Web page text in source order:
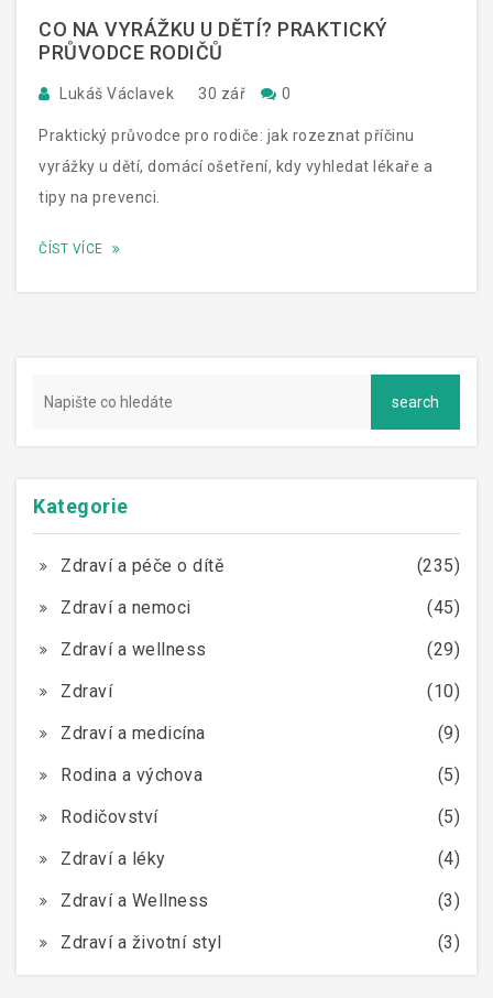
CO NA VYRÁŽKU U DĚTÍ? PRAKTICKÝ
PRŮVODCE RODIČŮ
Lukáš Václavek 30 zář 0
Praktický průvodce pro rodiče: jak rozeznat příčinu
vyrážky u dětí, domácí ošetření, kdy vyhledat lékaře a
tipy na prevenci.
ČÍST VÍCE
Kategorie
Zdraví a péče o dítě
(235)
Zdraví a nemoci
(45)
Zdraví a wellness
(29)
Zdraví
(10)
Zdraví a medicína
(9)
Rodina a výchova
(5)
Rodičovství
(5)
Zdraví a léky
(4)
Zdraví a Wellness
(3)
Zdraví a životní styl
(3)